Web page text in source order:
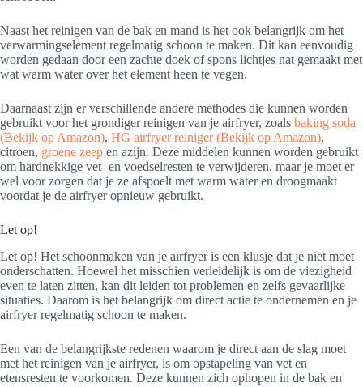
Naast het reinigen van de bak en mand is het ook belangrijk om het
verwarmingselement regelmatig schoon te maken. Dit kan eenvoudig
worden gedaan door een zachte doek of spons lichtjes nat gemaakt met
wat warm water over het element heen te vegen.
Daarnaast zijn er verschillende andere methodes die kunnen worden
gebruikt voor het grondiger reinigen van je airfryer, zoals baking soda
(Bekijk op Amazon), HG airfryer reiniger (Bekijk op Amazon),
citroen, groene zeep en azijn. Deze middelen kunnen worden gebruikt
om hardnekkige vet- en voedselresten te verwijderen, maar je moet er
wel voor zorgen dat je ze afspoelt met warm water en droogmaakt
voordat je de airfryer opnieuw gebruikt.
Let op!
Let op! Het schoonmaken van je airfryer is een klusje dat je niet moet
onderschatten. Hoewel het misschien verleidelijk is om de viezigheid
even te laten zitten, kan dit leiden tot problemen en zelfs gevaarlijke
situaties. Daarom is het belangrijk om direct actie te ondernemen en je
airfryer regelmatig schoon te maken.
Een van de belangrijkste redenen waarom je direct aan de slag moet
met het reinigen van je airfryer, is om opstapeling van vet en
etensresten te voorkomen. Deze kunnen zich ophopen in de bak en